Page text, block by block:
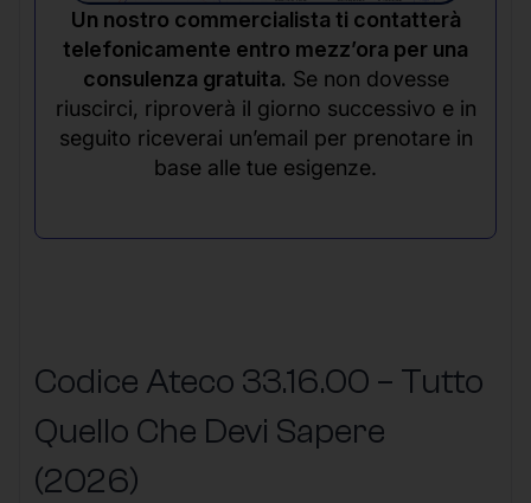
Un nostro commercialista ti contatterà
telefonicamente entro mezz’ora per una
consulenza gratuita. Se non dovesse
riuscirci, riproverà il giorno successivo e in
seguito riceverai un’email per prenotare in
base alle tue esigenze.
Codice Ateco 33.16.00 – Tutto
Quello Che Devi Sapere
(2026)